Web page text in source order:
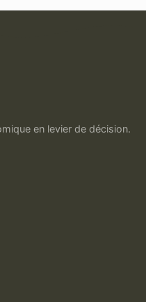
en levier de décision.